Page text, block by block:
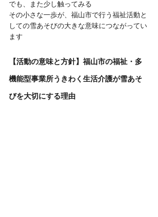
でも、また少し触ってみる
その小さな一歩が、福山市で行う福祉活動と
しての雪あそびの大きな意味につながってい
ます
【活動の意味と方針】福山市の福祉・多
機能型事業所うきわく生活介護が雪あそ
びを大切にする理由